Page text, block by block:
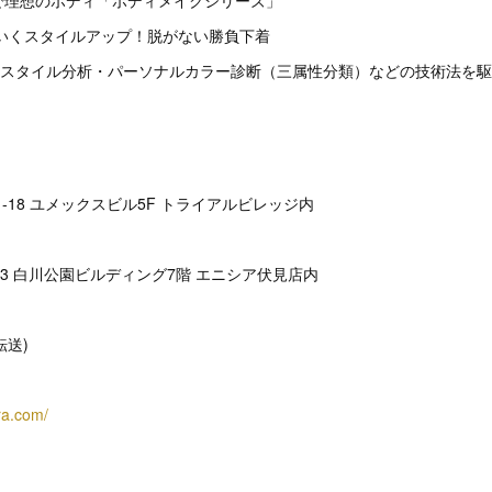
くスタイルアップ！脱がない勝負下着
タイル分析・パーソナルカラー診断（三属性分類）などの技術法を
18 ユメックスビル5F トライアルビレッジ内
白川公園ビルディング7階 エニシア伏見店内
送)